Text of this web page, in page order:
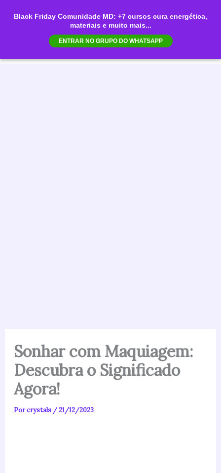
Black Friday Comunidade MD: +7 cursos cura energética,
materiais e muito mais...
ENTRAR NO GRUPO DO WHATSAPP
para
Sonhar com Maquiagem:
Descubra o Significado
Agora!
Porcrystals /21/12/2023